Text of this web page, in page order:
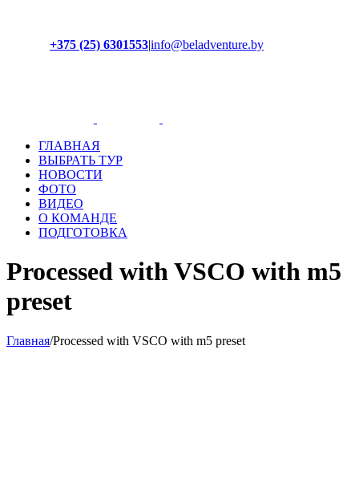
+375 (25) 6301553|info@beladventure.by
ГЛАВНАЯ
ВЫБРАТЬ ТУР
НОВОСТИ
ФОТО
ВИДЕО
О КОМАНДЕ
ПОДГОТОВКА
Processed with VSCO with m5
preset
Главная/Processed with VSCO with m5 preset